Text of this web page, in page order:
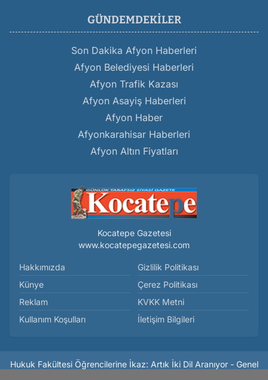
GÜNDEMDEKILER
Son Dakika Afyon Haberleri
Afyon Belediyesi Haberleri
Afyon Trafik Kazası
Afyon Asayiş Haberleri
Afyon Haber
Afyonkarahisar Haberleri
Afyon Altın Fiyatları
Kocatepe Gazetesi
www.kocatepegazetesi.com
Hakkımızda
Künye
Reklam
Kullanım Koşulları
Gizlilik Politikası
Çerez Politikası
KVKK Metni
İletişim Bilgileri
Hukuk Fakültesi Öğrencilerine İkaz: Artık İki Dil Aranıyor - Genel